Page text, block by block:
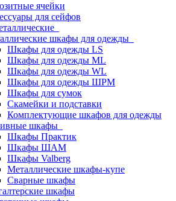
ячейки
для сейфов
шкафы для одежды
Шкафы для одежды LS
Шкафы для одежды ML
Шкафы для одежды WL
Шкафы для одежды ШРМ
Шкафы для сумок
Скамейки и подставки
Комплектующие шкафов для одежды
шкафы
Шкафы Практик
Шкафы ШАМ
Шкафы Valberg
Металлические шкафы-купе
Сварные шкафы
шкафы